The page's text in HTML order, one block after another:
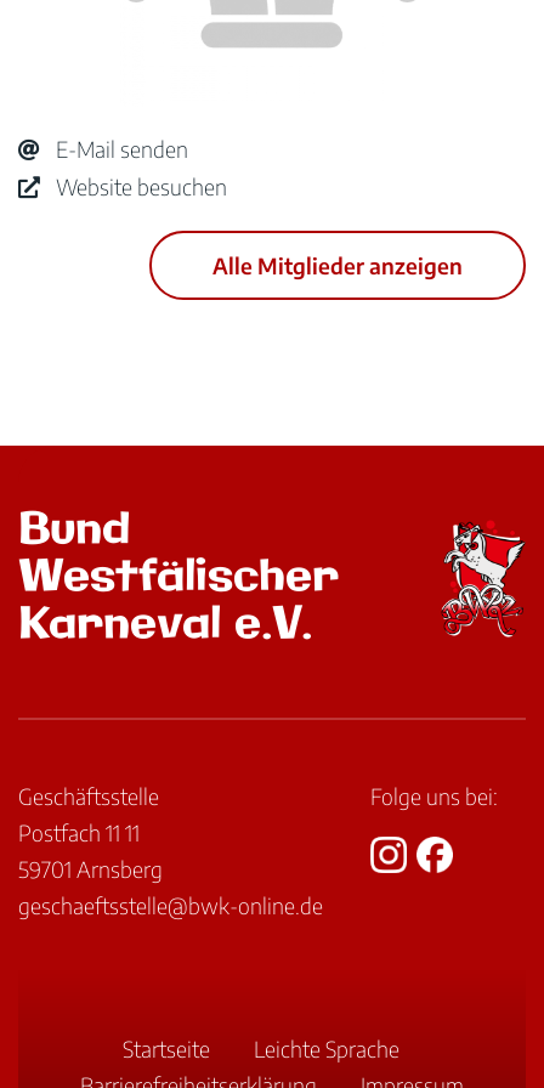
E-Mail senden
Website besuchen
Alle Mitglieder anzeigen
Bund
Westfälischer
Karneval e.V.
Geschäftsstelle
Postfach 11 11
59701 Arnsberg
geschaeftsstelle@bwk-online.de
Folge uns bei:
Startseite
Leichte Sprache